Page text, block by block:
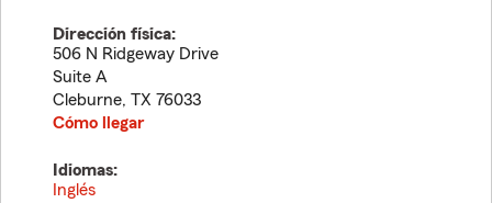
Dirección física:
506 N Ridgeway Drive
Suite A
Cleburne, TX 76033
Cómo llegar
Idiomas:
Inglés